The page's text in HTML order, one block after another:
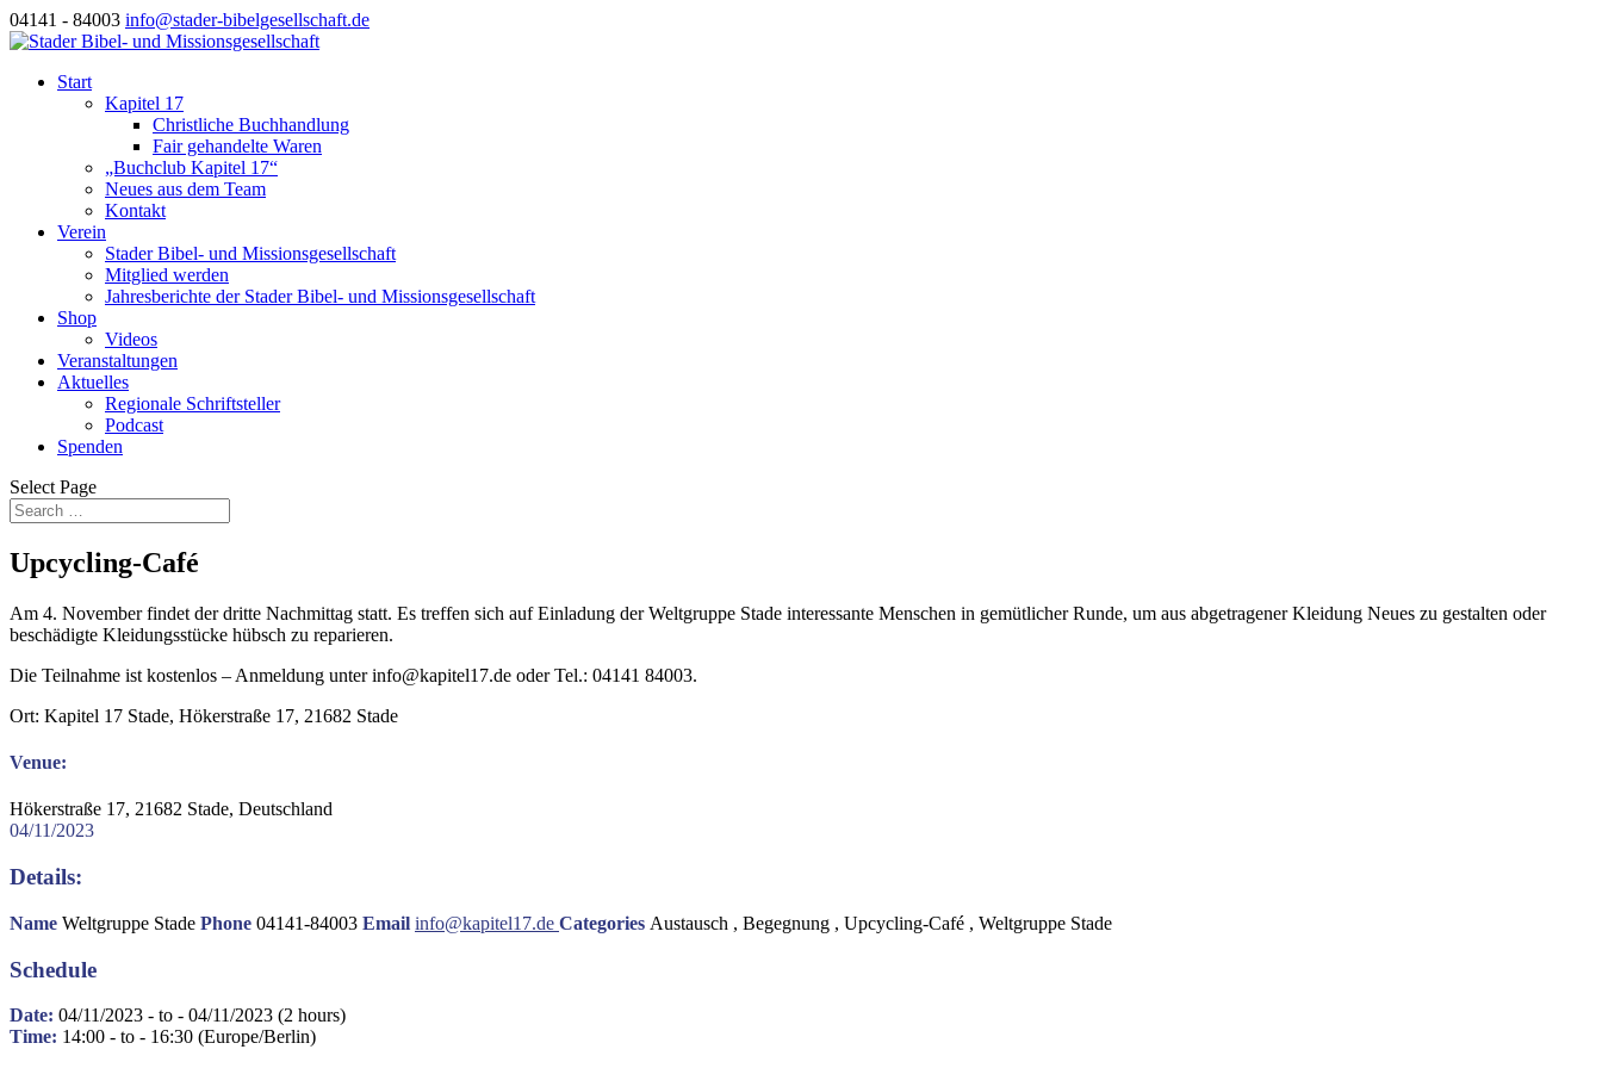
04141 - 84003 info@stader-bibelgesellschaft.de
Start
Kapitel 17
Christliche Buchhandlung
Fair gehandelte Waren
„Buchclub Kapitel 17“
Neues aus dem Team
Kontakt
Verein
Stader Bibel- und Missionsgesellschaft
Mitglied werden
Jahresberichte der Stader Bibel- und Missionsgesellschaft
Shop
Videos
Veranstaltungen
Aktuelles
Regionale Schriftsteller
Podcast
Spenden
Select Page
Upcycling-Café
Am 4. November findet der dritte Nachmittag statt. Es treffen sich auf Einladung der Weltgruppe Stade interessante Menschen in gemütlicher Runde, um aus abgetragener Kleidung Neues zu gestalten oder
beschädigte Kleidungsstücke hübsch zu reparieren.
Die Teilnahme ist kostenlos – Anmeldung unter info@kapitel17.de oder Tel.: 04141 84003.
Ort: Kapitel 17 Stade, Hökerstraße 17, 21682 Stade
Venue:
Hökerstraße 17, 21682 Stade, Deutschland
04/11/2023
Details:
Name Weltgruppe Stade Phone 04141-84003 Email info@kapitel17.de Categories Austausch , Begegnung , Upcycling-Café , Weltgruppe Stade
Schedule
Date: 04/11/2023 - to - 04/11/2023 (2 hours)
Time: 14:00 - to - 16:30 (Europe/Berlin)